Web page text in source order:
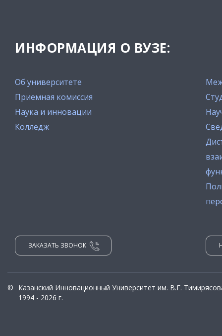
ИНФОРМАЦИЯ О ВУЗЕ:
Об университете
Приемная комиссия
Наука и инновации
Колледж
ЗАКАЗАТЬ ЗВОНОК
©
Казанский Инновационный Университет им. В.Г.
1994 - 2026 г.